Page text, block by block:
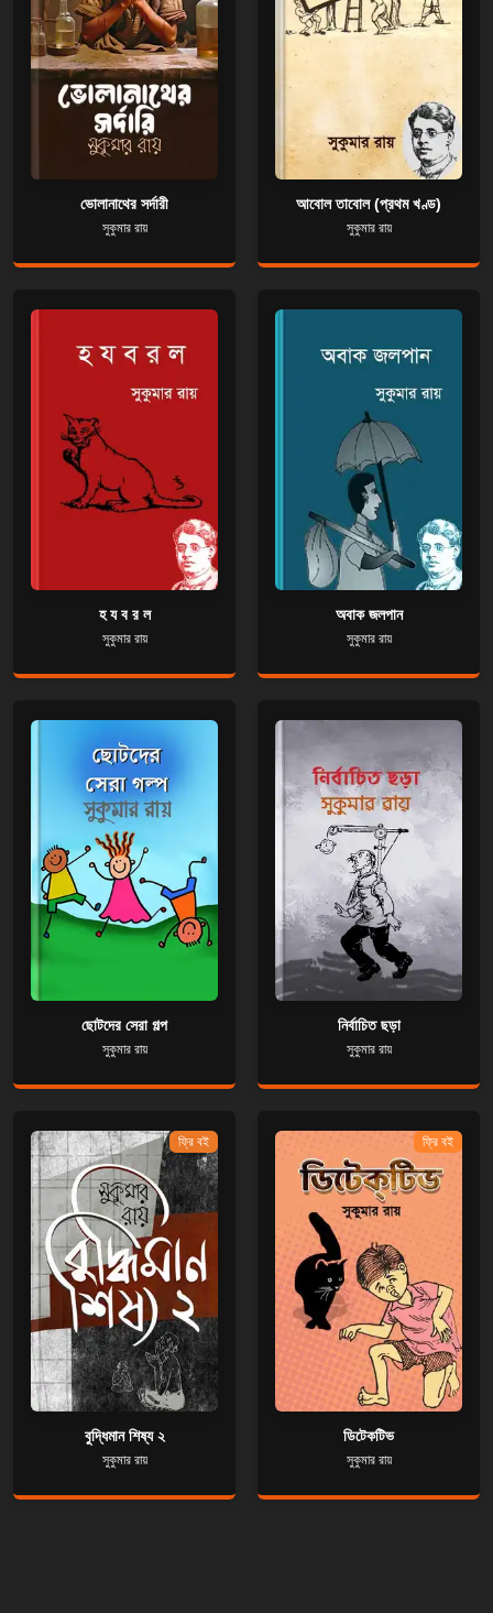
ভোলানাথের সর্দারী
সুকুমার রায়
আবোল তাবোল (প্রথম খণ্ড)
সুকুমার রায়
হ য ব র ল
সুকুমার রায়
অবাক জলপান
সুকুমার রায়
ছোটদের সেরা গল্প
সুকুমার রায়
নির্বাচিত ছড়া
সুকুমার রায়
ফ্রি বই
বুদ্ধিমান শিষ্য ২
সুকুমার রায়
ফ্রি বই
ডিটেকটিভ
সুকুমার রায়